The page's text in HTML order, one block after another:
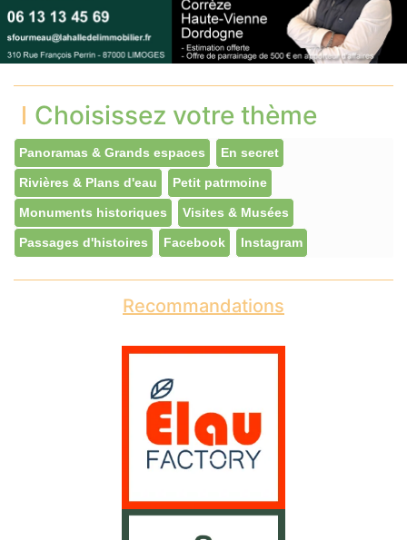
Choisissez votre thème
Panoramas & Grands espaces En secret
Rivières & Plans d'eau Petit patrmoine
Monuments historiques Visites & Musées
Passages d'histoires Facebook Instagram
Recommandations